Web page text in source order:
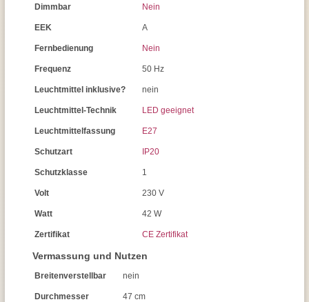
Dimmbar Nein
EEK A
Fernbedienung Nein
Frequenz 50 Hz
Leuchtmittel inklusive? nein
Leuchtmittel-Technik LED geeignet
Leuchtmittelfassung E27
Schutzart IP20
Schutzklasse 1
Volt 230 V
Watt 42 W
Zertifikat CE Zertifikat
Vermassung und Nutzen
Breitenverstellbar nein
Durchmesser 47 cm